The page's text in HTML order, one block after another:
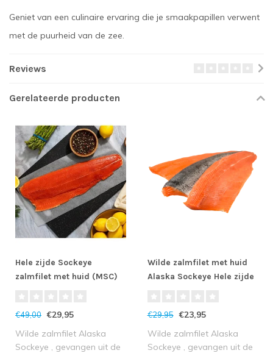
Geniet van een culinaire ervaring die je smaakpapillen verwent
met de puurheid van de zee.
Reviews
Gerelateerde producten
Hele zijde Sockeye
zalmfilet met huid (MSC)
€49,00 €29,95
Wilde zalmfilet Alaska
Sockeye , gevangen uit de
Wilde zalmfilet met huid
Alaska Sockeye Hele zijde
€29,95 €23,95
Wilde zalmfilet Alaska
Sockeye , gevangen uit de